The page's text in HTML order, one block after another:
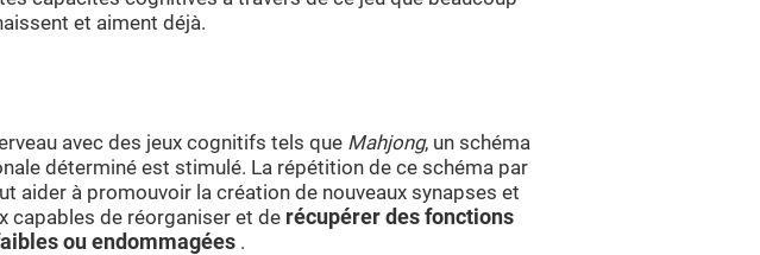
et aiment déjà.
avec des jeux cognitifs tels que Mahjong, un schéma
déterminé est stimulé. La répétition de ce schéma par
aider à promouvoir la création de nouveaux synapses et
capables de réorganiser et de récupérer des fonctions
ou endommagées .